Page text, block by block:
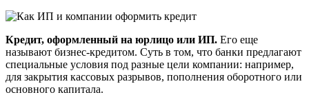
Кредит, оформленный на юрлицо или ИП. Его еще
называют бизнес-кредитом. Суть в том, что банки предлагают
специальные условия под разные цели компании: например,
для закрытия кассовых разрывов, пополнения оборотного или
основного капитала.